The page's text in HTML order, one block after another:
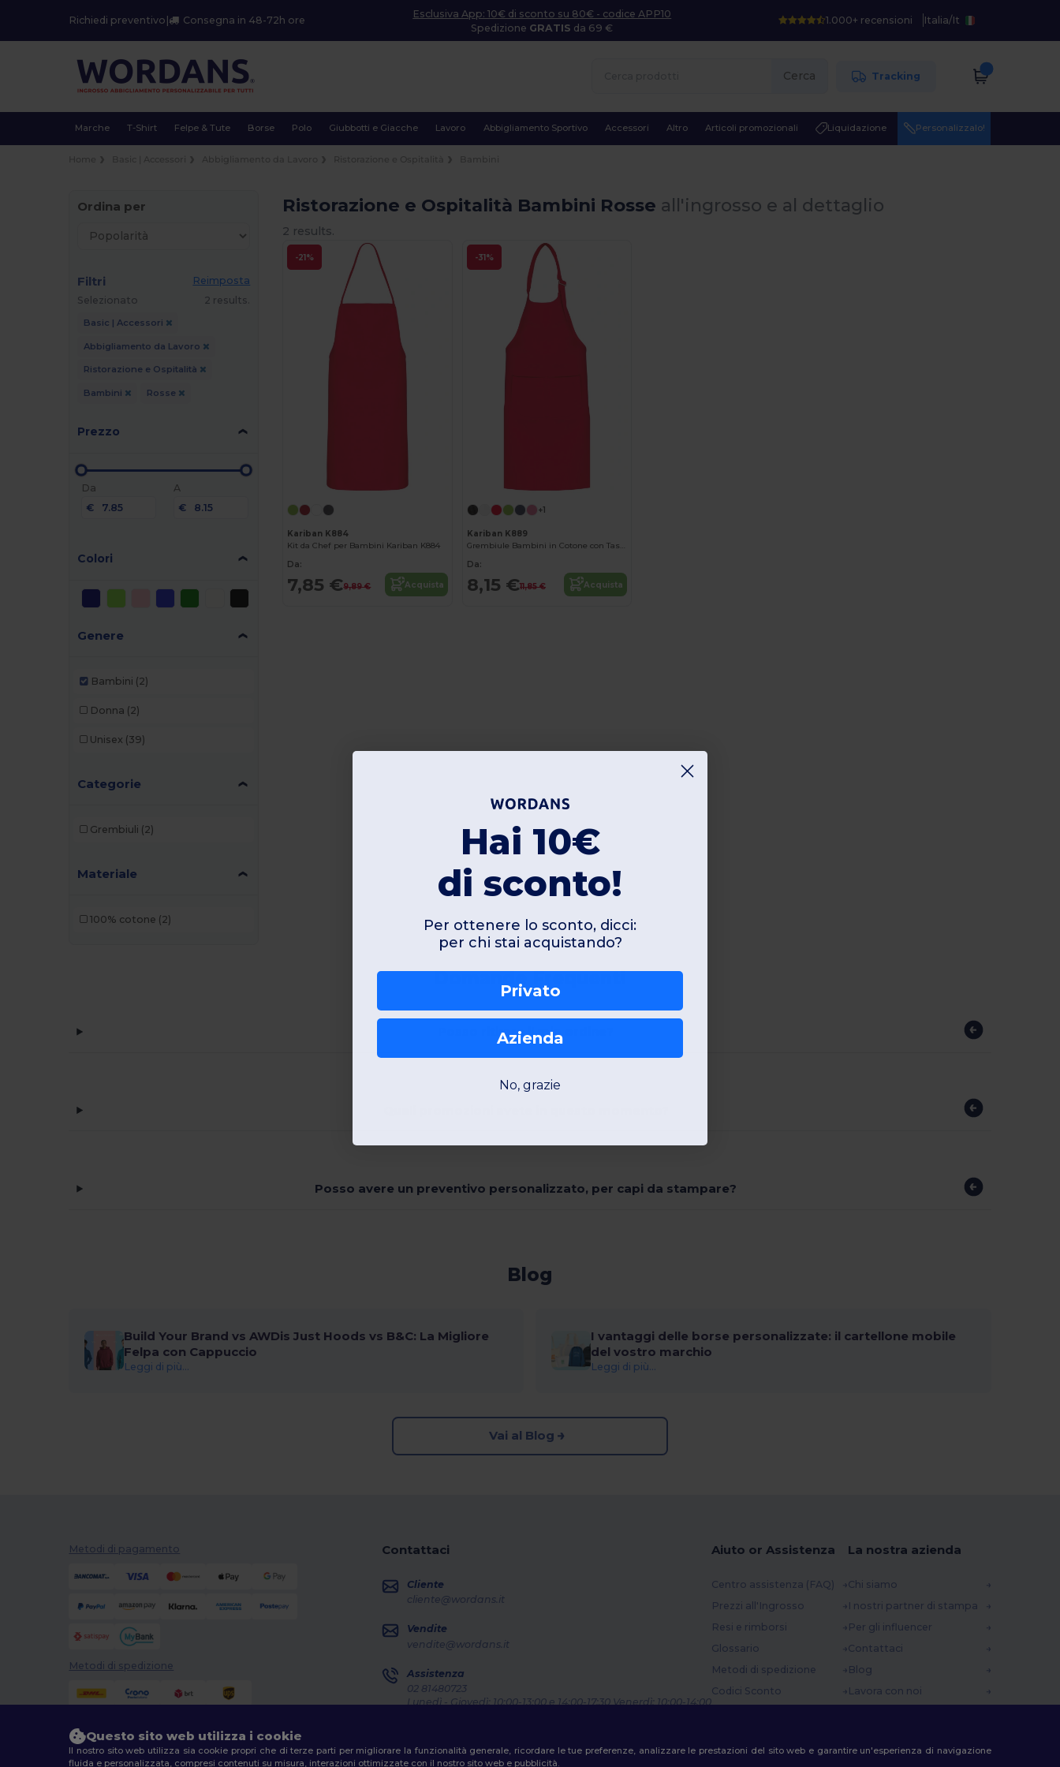
Richiedi preventivo Consegna in 48-72h ore
Esclusiva App: 10€ di sconto su 80€ - codice APP10
Spedizione GRATIS da 69 €
1.000+ recensioni Italia/It
Cerca Tracking
Marche T-Shirt Felpe & Tute Borse Polo Giubbotti e Giacche Lavoro Abbigliamento Sportivo Accessori Altro Articoli promozionali Liquidazione Personalizzalo!
Ordina per
Filtri
Reimposta
Selezionato
2 results.
Basic | Accessori
Abbigliamento da Lavoro
Ristorazione e Ospitalità
Bambini Rosse
Prezzo
Da
€
A
€
Colori
Genere
Bambini (2)
Donna (2)
Unisex (39)
Categorie
Grembiuli (2)
Materiale
100% cotone (2)
Ristorazione e Ospitalità Bambini Rosse all'ingrosso e al dettaglio
2 results.
-21%
Kariban K884
Kit da Chef per Bambini Kariban K884
Da:
7,85 €9,89 € Acquista
-31%
+1
Kariban K889
Grembiule Bambini in Cotone con Tasche
Da:
8,15 €11,85 € Acquista
Domande Frequenti
Posso ritirare il mio ordine?
Posso avere un preventivo personalizzato, per capi da stampare?
Blog
Build Your Brand vs AWDis Just Hoods vs B&C: La Migliore
Felpa con Cappuccio
Leggi di più...
I vantaggi delle borse personalizzate: il cartellone mobile
del vostro marchio
Leggi di più...
Vai al Blog
Metodi di pagamento
Metodi di spedizione
Contattaci
Cliente
cliente@wordans.it
Vendite
vendite@wordans.it
Assistenza
02 81480723
Lunedì - Giovedì: 10:00-13:00 e 14:00-17:30 Venerdì: 10:00-14:00
Aiuto or Assistenza
Centro assistenza (FAQ)
Prezzi all'Ingrosso
Resi e rimborsi
Glossario
Metodi di spedizione
Codici Sconto
La nostra azienda
Chi siamo
I nostri partner di stampa
Per gli influencer
Contattaci
Blog
Lavora con noi
Questo sito web utilizza i cookie
Il nostro sito web utilizza sia cookie propri che di terze parti per migliorare la funzionalità generale, ricordare le tue preferenze, analizzare le prestazioni del sito web e garantire un'esperienza di navigazione
fluida e personalizzata, compresi contenuti su misura, interazioni ottimizzate con il nostro sito web e pubblicità.
Hai 10€
di sconto!
Per ottenere lo sconto, dicci:
per chi stai acquistando?
Privato
Azienda
No, grazie